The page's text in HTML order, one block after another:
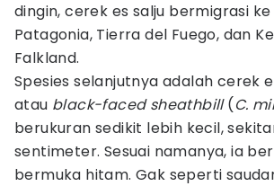
dingin, cerek es salju bermigrasi
Patagonia, Tierra del Fuego, dan
Falkland.
Spesies selanjutnya adalah cerek
atau black-faced sheathbill(C.
berukuran sedikit lebih kecil,
sentimeter. Sesuai namanya, ia
bermuka hitam. Gak seperti